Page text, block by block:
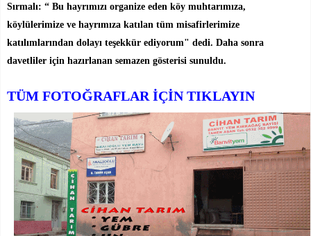
Sırmalı: “ Bu hayrımızı organize eden köy muhtarımıza,
köylülerimize ve hayrımıza katılan tüm misafirlerimize
katılımlarından dolayı teşekkür ediyorum" dedi. Daha sonra
davetliler için hazırlanan semazen gösterisi sunuldu.
TÜM FOTOĞRAFLAR İÇİN TIKLAYIN